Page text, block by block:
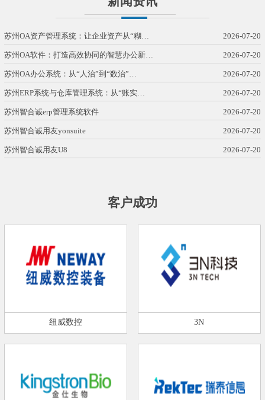
苏州OA资产管理系统：让企业资产从“糊… 2026-07-20
苏州OA软件：打造高效协同的智慧办公新… 2026-07-20
苏州OA办公系统：从“人治”到“数治”… 2026-07-20
苏州ERP系统与仓库管理系统：从“账实… 2026-07-20
苏州智合诚erp管理系统软件 2026-07-20
苏州智合诚用友yonsuite 2026-07-20
苏州智合诚用友U8 2026-07-20
客户成功
纽威数控 3N